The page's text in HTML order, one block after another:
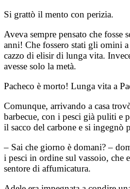
Si grattò il mento con perizia.
Aveva sempre pensato che fosse
anni! Che fossero stati gli omini
cazzo di elisir di lunga vita.
avesse solo la metà.
Pacheco è morto! Lunga vita a
Comunque, arrivando a casa
barbecue, con i pesci già puliti e
il sacco del carbone e si ingegnò
– Sai che giorno è domani? –
i pesci in ordine sul vassoio, che
sentore di affumicatura.